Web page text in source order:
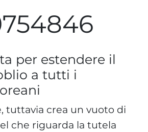
per estendere il
a tutti i
tuttavia crea un vuoto di
che riguarda la tutela